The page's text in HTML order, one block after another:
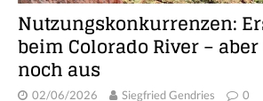
Nutzungskonkurrenzen:
beim Colorado River –
noch aus
02/06/2026 Siegfried Gendries 0